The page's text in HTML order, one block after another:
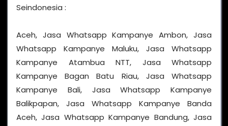
Seindonesia :
Aceh, Jasa Whatsapp Kampanye Ambon, Jasa
Whatsapp Kampanye Maluku, Jasa Whatsapp
Kampanye Atambua NTT, Jasa Whatsapp
Kampanye Bagan Batu Riau, Jasa Whatsapp
Kampanye Bali, Jasa Whatsapp Kampanye
Balikpapan, Jasa Whatsapp Kampanye Banda
Aceh, Jasa Whatsapp Kampanye Bandung, Jasa